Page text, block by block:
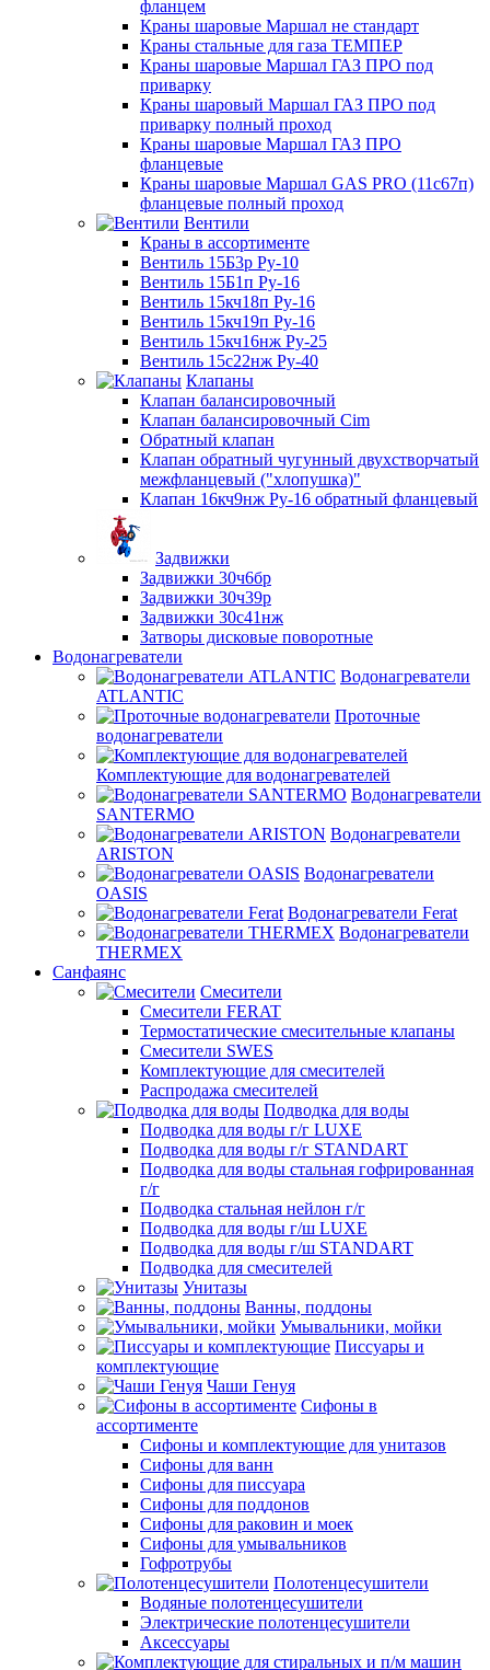
фланцем
Краны шаровые Маршал не стандарт
Краны стальные для газа ТЕМПЕР
Краны шаровые Маршал ГАЗ ПРО под
приварку
Краны шаровый Маршал ГАЗ ПРО под
приварку полный проход
Краны шаровые Маршал ГАЗ ПРО
фланцевые
Краны шаровые Маршал GAS PRO (11с67п)
фланцевые полный проход
Вентили
Краны в ассортименте
Вентиль 15Б3р Ру-10
Вентиль 15Б1п Ру-16
Вентиль 15кч18п Ру-16
Вентиль 15кч19п Ру-16
Вентиль 15кч16нж Ру-25
Вентиль 15с22нж Ру-40
Клапаны
Клапан балансировочный
Клапан балансировочный Cim
Обратный клапан
Клапан обратный чугунный двухстворчатый
межфланцевый ("хлопушка)"
Клапан 16кч9нж Ру-16 обратный фланцевый
Задвижки
Задвижки 30ч6бр
Задвижки 30ч39р
Задвижки 30с41нж
Затворы дисковые поворотные
Водонагреватели
Водонагреватели
ATLANTIC
Проточные
водонагреватели
Комплектующие для водонагревателей
Водонагреватели
SANTERMO
Водонагреватели
ARISTON
Водонагреватели
OASIS
Водонагреватели Ferat
Водонагреватели
THERMEX
Санфаянс
Смесители
Смесители FERAT
Термостатические смесительные клапаны
Смесители SWES
Комплектующие для смесителей
Распродажа смесителей
Подводка для воды
Подводка для воды г/г LUXE
Подводка для воды г/г STANDART
Подводка для воды стальная гофрированная
г/г
Подводка стальная нейлон г/г
Подводка для воды г/ш LUXE
Подводка для воды г/ш STANDART
Подводка для смесителей
Унитазы
Ванны, поддоны
Умывальники, мойки
Писсуары и
комплектующие
Чаши Генуя
Сифоны в
ассортименте
Сифоны и комплектующие для унитазов
Сифоны для ванн
Сифоны для писсуара
Сифоны для поддонов
Сифоны для раковин и моек
Сифоны для умывальников
Гофротрубы
Полотенцесушители
Водяные полотенцесушители
Электрические полотенцесушители
Аксессуары